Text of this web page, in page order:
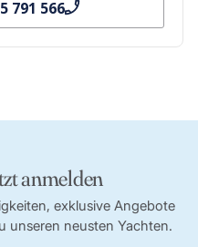
791 566
anmelden
exklusive Angebote
unseren neusten Yachten.